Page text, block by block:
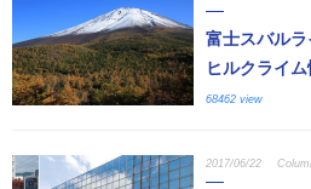
富士スバルラ
ヒルクライ
68462 view
2017/06/22